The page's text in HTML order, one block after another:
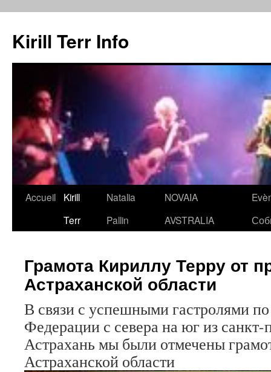
Kirill Terr Info
Aller
Accueil
Kirill
Terr
Natalia
Pallin
NOVAIA
AVSTRALIA
Грамота Кириллу Терру от
Астраханской области
В связи с успешными гастролями
Федерации с севера на юг из санкт-
Астрахань мы были отмечены
Астраханской области